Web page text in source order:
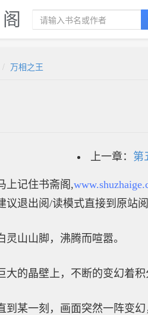
万相之王
上一章： 第
上记住书斋阁,
议退出阅/读模式直接到原站阅
灵山山脚，沸腾而喧嚣。
大的晶壁上，不断的变幻着
到某一刻，画面突然一阵变